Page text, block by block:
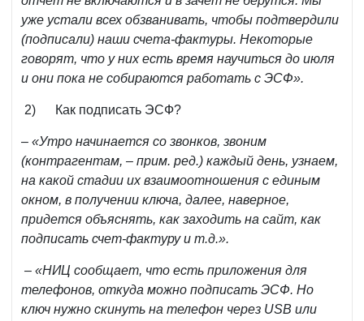
уже устали всех обзванивать, чтобы подтвердили
(подписали) наши счета-фактуры. Некоторые
говорят, что у них есть время научиться до июля
и они пока не собираются работать с ЭСФ».
2) Как подписать ЭСФ?
– «Утро начинается со звонков, звоним
(контрагентам, – прим. ред.) каждый день, узнаем,
на какой стадии их взаимоотношения с единым
окном, в получении ключа, далее, наверное,
придется объяснять, как заходить на сайт, как
подписать счет-фактуру и т.д.».
– «НИЦ сообщает, что есть приложения для
телефонов, откуда можно подписать ЭСФ. Но
ключ нужно скинуть на телефон через USB или